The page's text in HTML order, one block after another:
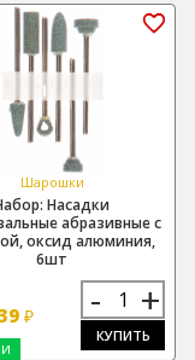
Шарошки
Насадки
абразивные с
оксид алюминия,
6шт
₽ - +
КУПИТЬ